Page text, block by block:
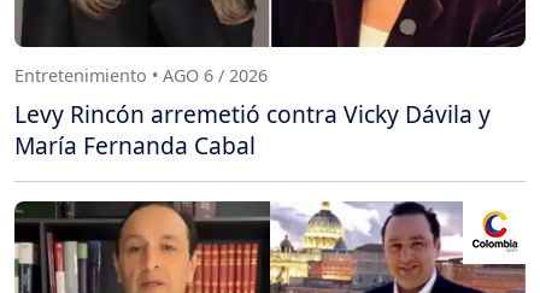
Entretenimiento • AGO 6 / 2026
Levy Rincón arremetió contra Vicky Dávila y
María Fernanda Cabal